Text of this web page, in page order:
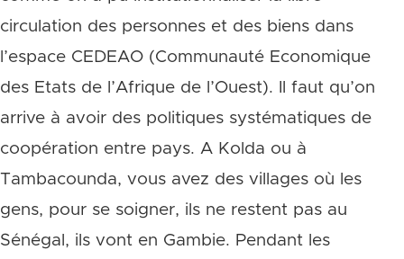
circulation des personnes et des biens dans
l’espace CEDEAO (Communauté Economique
des Etats de l’Afrique de l’Ouest). Il faut qu’on
arrive à avoir des politiques systématiques de
coopération entre pays. A Kolda ou à
Tambacounda, vous avez des villages où les
gens, pour se soigner, ils ne restent pas au
Sénégal, ils vont en Gambie. Pendant les